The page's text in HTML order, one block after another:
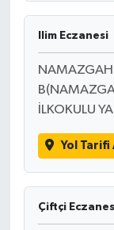
Ilim Eczanesi
NAMAZGAH
İLKOKULU
Yol Tarifi
Çiftçi